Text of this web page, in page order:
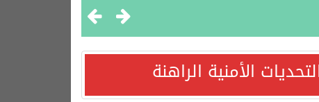
الأمنية الراهنة